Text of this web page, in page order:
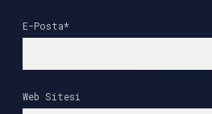
E-Posta*
Web Sitesi